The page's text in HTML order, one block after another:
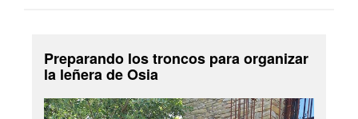
Preparando los troncos para organizar
la leñera de Osia